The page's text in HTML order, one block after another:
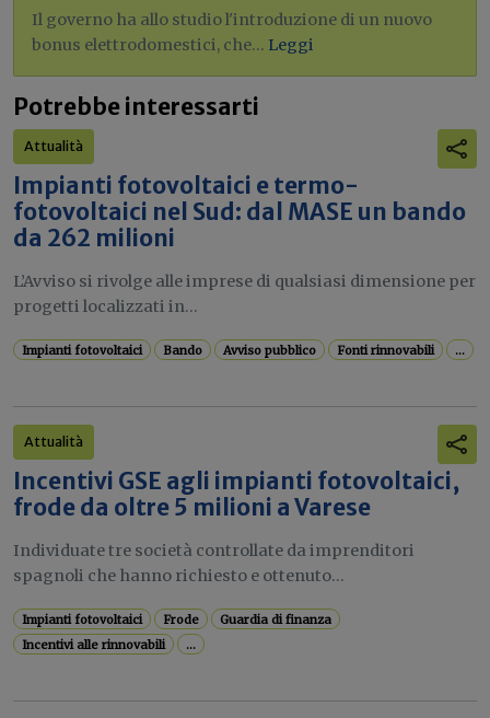
Il governo ha allo studio l'introduzione di un nuovo
bonus elettrodomestici, che... Leggi
Potrebbe interessarti
Attualità
Impianti fotovoltaici e termo-
fotovoltaici nel Sud: dal MASE un bando
da 262 milioni
L’Avviso si rivolge alle imprese di qualsiasi dimensione per
progetti localizzati in...
Impianti fotovoltaici Bando Avviso pubblico Fonti rinnovabili ...
Attualità
Incentivi GSE agli impianti fotovoltaici,
frode da oltre 5 milioni a Varese
Individuate tre società controllate da imprenditori
spagnoli che hanno richiesto e ottenuto...
Impianti fotovoltaici Frode
Guardia di finanza
Incentivi alle rinnovabili
...